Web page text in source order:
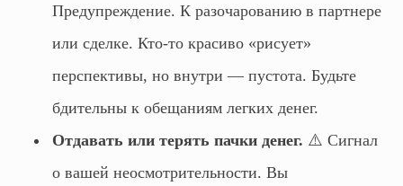
Предупреждение. К разочарованию в партнере
или сделке. Кто-то красиво «рисует»
перспективы, но внутри — пустота. Будьте
бдительны к обещаниям легких денег.
Отдавать или терять пачки денег. ⚠️ Сигнал
о вашей неосмотрительности. Вы